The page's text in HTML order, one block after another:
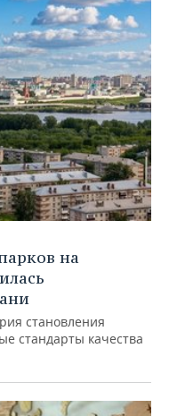
на
становления
стандарты качества